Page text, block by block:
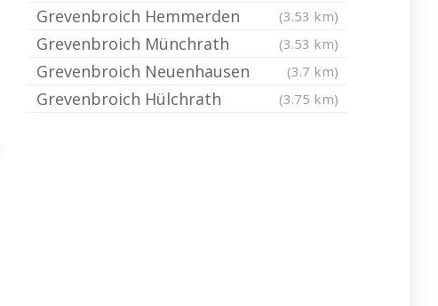
Grevenbroich Hemmerden (3.53 km)
Grevenbroich Münchrath (3.53 km)
Grevenbroich Neuenhausen (3.7 km)
Grevenbroich Hülchrath (3.75 km)